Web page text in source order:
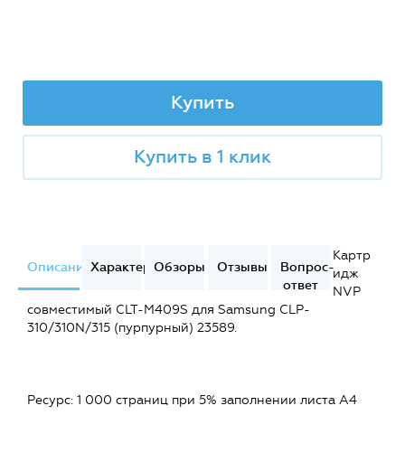
Купить
Купить в 1 клик
ОписаниеХарактеристики
Обзоры Отзывы
Вопрос-
ответ
Картр
идж
NVP
совместимый CLT-M409S для Samsung CLP-
310/310N/315 (пурпурный) 23589.
Ресурс: 1 000 страниц при 5% заполнении листа А4